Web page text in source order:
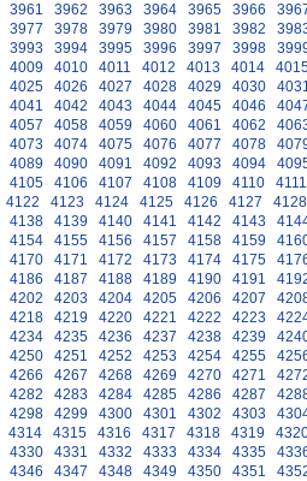
3961 3962 3963 3964 3965 3966
3977 3978 3979 3980 3981 3982
3993 3994 3995 3996 3997 3998
4009 4010 4011 4012 4013 4014
4025 4026 4027 4028 4029 4030
4041 4042 4043 4044 4045 4046
4057 4058 4059 4060 4061 4062
4073 4074 4075 4076 4077 4078
4089 4090 4091 4092 4093 4094
4105 4106 4107 4108 4109 4110
4111
4122 4123 4124 4125 4126 4127
4128
4138 4139 4140 4141 4142 4143
4154 4155 4156 4157 4158 4159
4170 4171 4172 4173 4174 4175
4186 4187 4188 4189 4190 4191
4202 4203 4204 4205 4206 4207
4218 4219 4220 4221 4222 4223
4234 4235 4236 4237 4238 4239
4250 4251 4252 4253 4254 4255
4266 4267 4268 4269 4270 4271
4282 4283 4284 4285 4286 4287
4298 4299 4300 4301 4302 4303
4314 4315 4316 4317 4318 4319
4330 4331 4332 4333 4334 4335
4346 4347 4348 4349 4350 4351